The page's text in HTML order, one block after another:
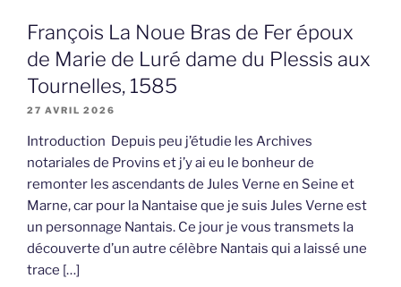
François La Noue Bras de Fer époux
de Marie de Luré dame du Plessis aux
Tournelles, 1585
27 AVRIL 2026
Introduction Depuis peu j’étudie les Archives
notariales de Provins et j’y ai eu le bonheur de
remonter les ascendants de Jules Verne en Seine et
Marne, car pour la Nantaise que je suis Jules Verne est
un personnage Nantais. Ce jour je vous transmets la
découverte d’un autre célèbre Nantais qui a laissé une
trace […]